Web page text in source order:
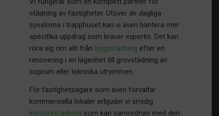
städning av fastigheter. Utöver de dagliga
sysslorna i trapphuset kan vi även hantera mer
specifika uppdrag som kräver expertis. Det kan
röra sig om allt från byggstädning efter en
renovering i en lägenhet till grovstädning av
soprum eller tekniska utrymmen.
För fastighetsägare som även förvaltar
kommersiella lokaler erbjuder vi smidig
kontorsstädning som kan samordnas med den